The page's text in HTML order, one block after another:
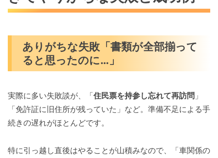
ありがちな失敗「書類が全部揃って
ると思ったのに…」
実際に多い失敗談が、「住民票を持参し忘れて再訪問 」
「免許証に旧住所が残っていた」など。準備不足による手
続きの遅れがほとんどです。
特に引っ越し直後はやることが山積みなので、「車関係の